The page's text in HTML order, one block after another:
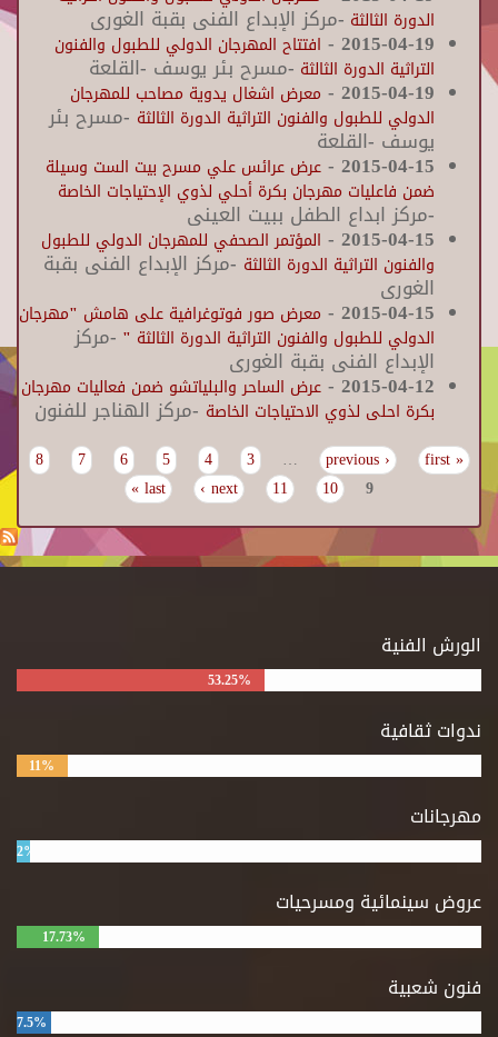
الدورة الثالثة -مركز الإبداع الفنى بقبة الغورى
2015-04-19
- افتتاح المهرجان الدولي للطبول والفنون
التراثية الدورة الثالثة -مسرح بئر يوسف -القلعة
2015-04-19
- معرض اشغال يدوية مصاحب للمهرجان
الدولي للطبول والفنون التراثية الدورة الثالثة -مسرح بئر
يوسف -القلعة
2015-04-15
- عرض عرائس علي مسرح بيت الست وسيلة
ضمن فاعليات مهرجان بكرة أحلي لذوي الإحتياجات الخاصة
-مركز ابداع الطفل ببيت العينى
2015-04-15
- المؤتمر الصحفي للمهرجان الدولي للطبول
والفنون التراثية الدورة الثالثة -مركز الإبداع الفنى بقبة
الغورى
2015-04-15
- معرض صور فوتوغرافية على هامش "مهرجان
الدولي للطبول والفنون التراثية الدورة الثالثة " -مركز
الإبداع الفنى بقبة الغورى
2015-04-12
- عرض الساحر والبلياتشو ضمن فعاليات مهرجان
بكرة احلى لذوي الاحتياجات الخاصة -مركز الهناجر للفنون
Pages
« first
‹ previous
…
3
4
5
6
7
8
9
10
11
next ›
last »
الورش الفنية
53.25%
ندوات ثقافية
11%
مهرجانات
2%
عروض سينمائية ومسرحيات
17.73%
فنون شعبية
7.5%